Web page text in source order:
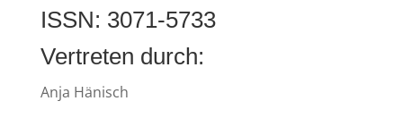
ISSN: 3071-5733
Vertreten durch:
Anja Hänisch